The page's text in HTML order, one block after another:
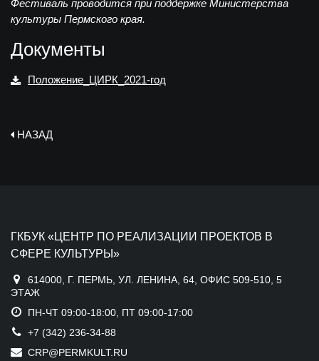
Фестиваль проводится при поддержке Министерства
культуры Пермского края.
Документы
Положение_ЦИРК_2021-год
НАЗАД
ГКБУК «ЦЕНТР ПО РЕАЛИЗАЦИИ ПРОЕКТОВ В
СФЕРЕ КУЛЬТУРЫ»
614000, Г. ПЕРМЬ, УЛ. ЛЕНИНА, 64, ОФИС 509-510, 5
ЭТАЖ
ПН-ЧТ 09:00-18:00, ПТ 09:00-17:00
+7 (342) 236-34-88
CRP@PERMKULT.RU